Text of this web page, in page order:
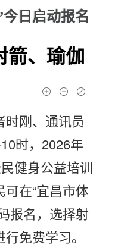
日启动报名
箭、瑜伽
时刚、通讯员
时，2026年
健身公益培训
在“宜昌市体
报名，选择射
免费学习。